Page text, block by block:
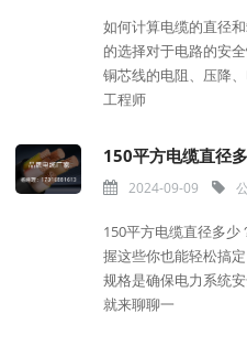
如何计算电缆的直径
的选择对于电路的安
铜芯线的电阻、压降
工程师
150平方电缆直径
2024-09-09
150平方电缆直径多
握这些你也能轻松搞
规格是确保电力系统
就来聊聊一